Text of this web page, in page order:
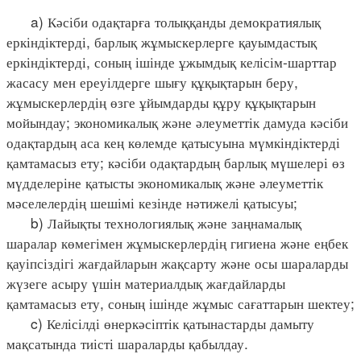
a) Кәсіби одақтарға толыққанды демократиялық
еркіндіктерді, барлық жұмыскерлерге қауымдастық
еркіндіктерді, соның ішінде ұжымдық келісім-шарттар
жасасу мен ереуілдерге шығу құқықтарын беру,
жұмыскерлердің өзге ұйымдарды құру құқықтарын
мойындау; экономикалық және әлеуметтік дамуда кәсіби
одақтардың аса кең көлемде қатысуына мүмкіндіктерді
қамтамасыз ету; кәсіби одақтардың барлық мүшелері өз
мүдделеріне қатысты экономикалық және әлеуметтік
мәселелердің шешімі кезінде нәтижелі қатысуы;
b) Лайықты технологиялық және заңнамалық
шаралар көмегімен жұмыскерлердің гигиена және еңбек
қауіпсіздігі жағдайларын жақсарту және осы шараларды
жүзеге асыру үшін материалдық жағдайларды
қамтамасыз ету, соның ішінде жұмыс сағаттарын шектеу;
c) Келісілді өнеркәсіптік қатынастарды дамыту
мақсатында тиісті шараларды қабылдау.